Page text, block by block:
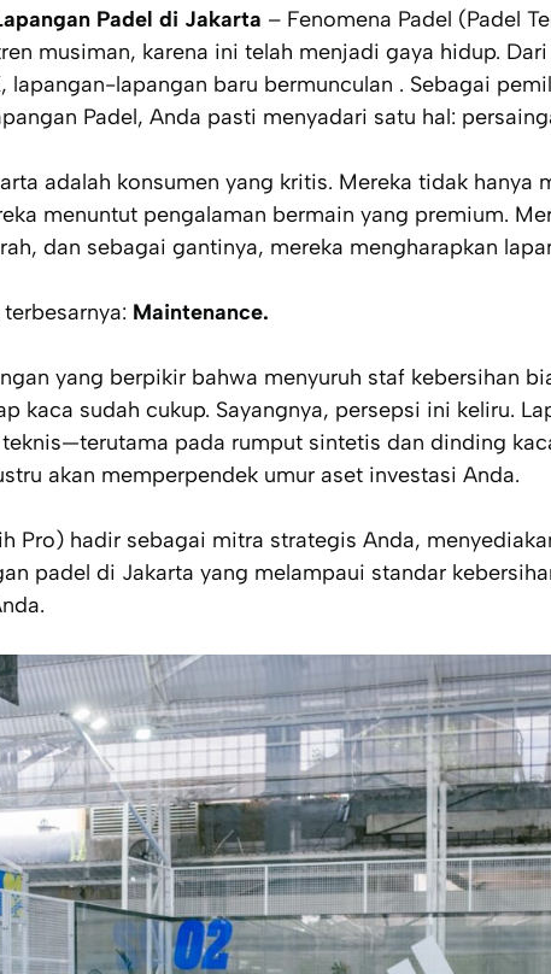
Padel di Jakarta – Fenomena Padel (Padel
musiman, karena ini telah menjadi gaya hidup. Dari
lapangan-lapangan baru bermunculan . Sebagai
Padel, Anda pasti menyadari satu hal:
adalah konsumen yang kritis. Mereka tidak hanya
menuntut pengalaman bermain yang premium.
dan sebagai gantinya, mereka mengharapkan
Maintenance.
yang berpikir bahwa menyuruh staf kebersihan
kaca sudah cukup. Sayangnya, persepsi ini keliru.
pada rumput sintetis dan dinding
akan memperpendek umur aset investasi Anda.
Pro) hadir sebagai mitra strategis Anda,
padel di Jakarta yang melampaui standar